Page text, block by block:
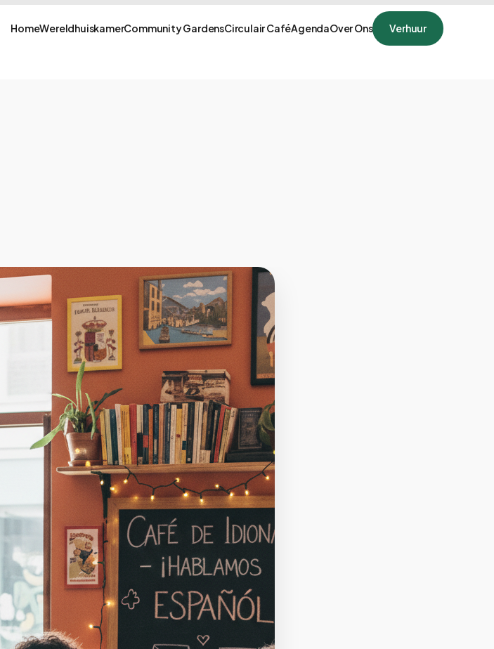
HomeWereldhuiskamerCommunity GardensCirculair CaféAgendaOver Ons Verhuur